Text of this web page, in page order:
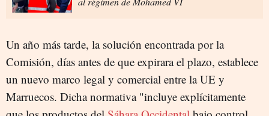
Un año más tarde, la solución encontrada por la
Comisión, días antes de que expirara el plazo, establece
un nuevo marco legal y comercial entre la UE y
Marruecos. Dicha normativa "incluye explícitamente